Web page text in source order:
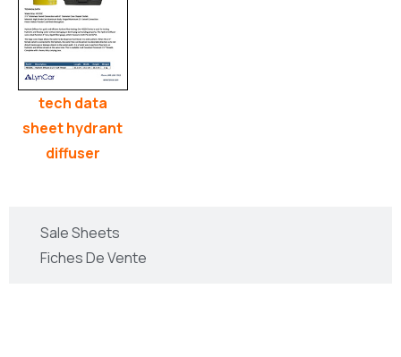
Sale Sheets
Fiches De Vente
tech data
sheet hydrant
diffuser